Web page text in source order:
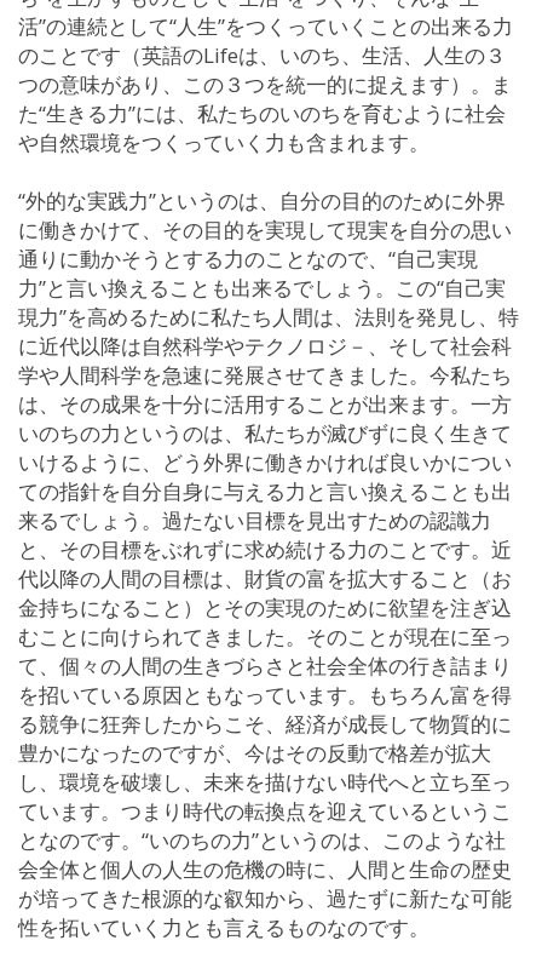
活”の連続として“人生”をつくっていくことの出来る力
のことです（英語のLifeは、いのち、生活、人生の３
つの意味があり、この３つを統一的に捉えます）。ま
た“生きる力”には、私たちのいのちを育むように社会
や自然環境をつくっていく力も含まれます。
“外的な実践力”というのは、自分の目的のために外界
に働きかけて、その目的を実現して現実を自分の思い
通りに動かそうとする力のことなので、“自己実現
力”と言い換えることも出来るでしょう。この“自己実
現力”を高めるために私たち人間は、法則を発見し、特
に近代以降は自然科学やテクノロジ－、そして社会科
学や人間科学を急速に発展させてきました。今私たち
は、その成果を十分に活用することが出来ます。一方
いのちの力というのは、私たちが滅びずに良く生きて
いけるように、どう外界に働きかければ良いかについ
ての指針を自分自身に与える力と言い換えることも出
来るでしょう。過たない目標を見出すための認識力
と、その目標をぶれずに求め続ける力のことです。近
代以降の人間の目標は、財貨の富を拡大すること（お
金持ちになること）とその実現のために欲望を注ぎ込
むことに向けられてきました。そのことが現在に至っ
て、個々の人間の生きづらさと社会全体の行き詰まり
を招いている原因ともなっています。もちろん富を得
る競争に狂奔したからこそ、経済が成長して物質的に
豊かになったのですが、今はその反動で格差が拡大
し、環境を破壊し、未来を描けない時代へと立ち至っ
ています。つまり時代の転換点を迎えているというこ
となのです。“いのちの力”というのは、このような社
会全体と個人の人生の危機の時に、人間と生命の歴史
が培ってきた根源的な叡知から、過たずに新たな可能
性を拓いていく力とも言えるものなのです。